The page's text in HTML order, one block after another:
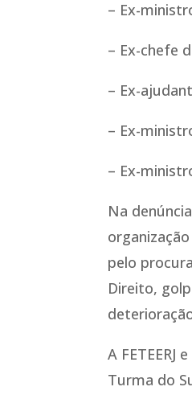
– Ex-
– Ex-chefe
– Ex-
– Ex-
– Ex-
Na
pelo
Direito,
A
Turma do